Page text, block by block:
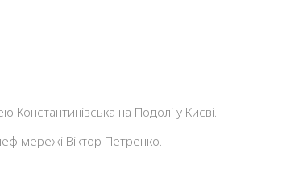
на Подолі у Києві.
мережі Віктор Петренко.